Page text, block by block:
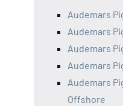
Audemars
Audemars
Audemars
Audemars
Audemars
Offshore